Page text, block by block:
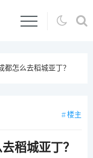
都怎么去稻城亚丁？
稻城亚丁？
楼主